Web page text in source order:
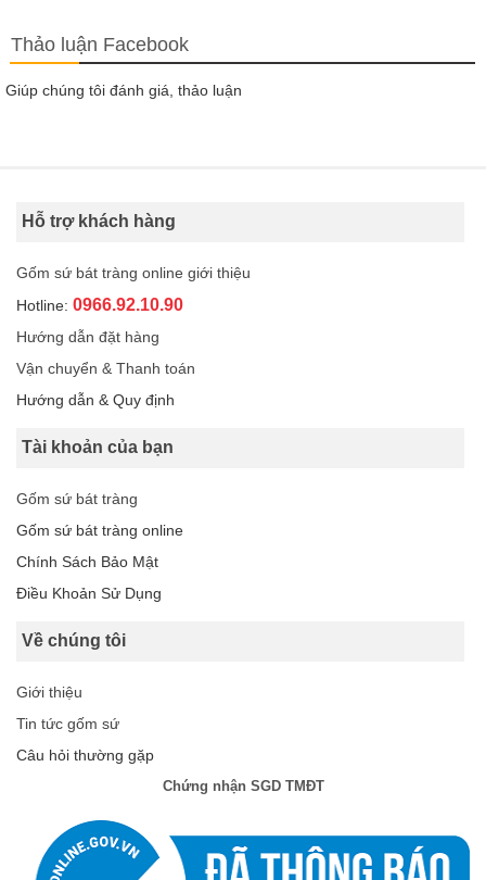
Thảo luận Facebook
Giúp chúng tôi đánh giá, thảo luận
Hỗ trợ khách hàng
Gốm sứ bát tràng online giới thiệu
Hotline: 0966.92.10.90
Hướng dẫn đặt hàng
Vận chuyển & Thanh toán
Hướng dẫn & Quy định
Tài khoản của bạn
Gốm sứ bát tràng
Gốm sứ bát tràng online
Chính Sách Bảo Mật
Điều Khoản Sử Dụng
Về chúng tôi
Giới thiệu
Tin tức gốm sứ
Câu hỏi thường gặp
Chứng nhận SGD TMĐT